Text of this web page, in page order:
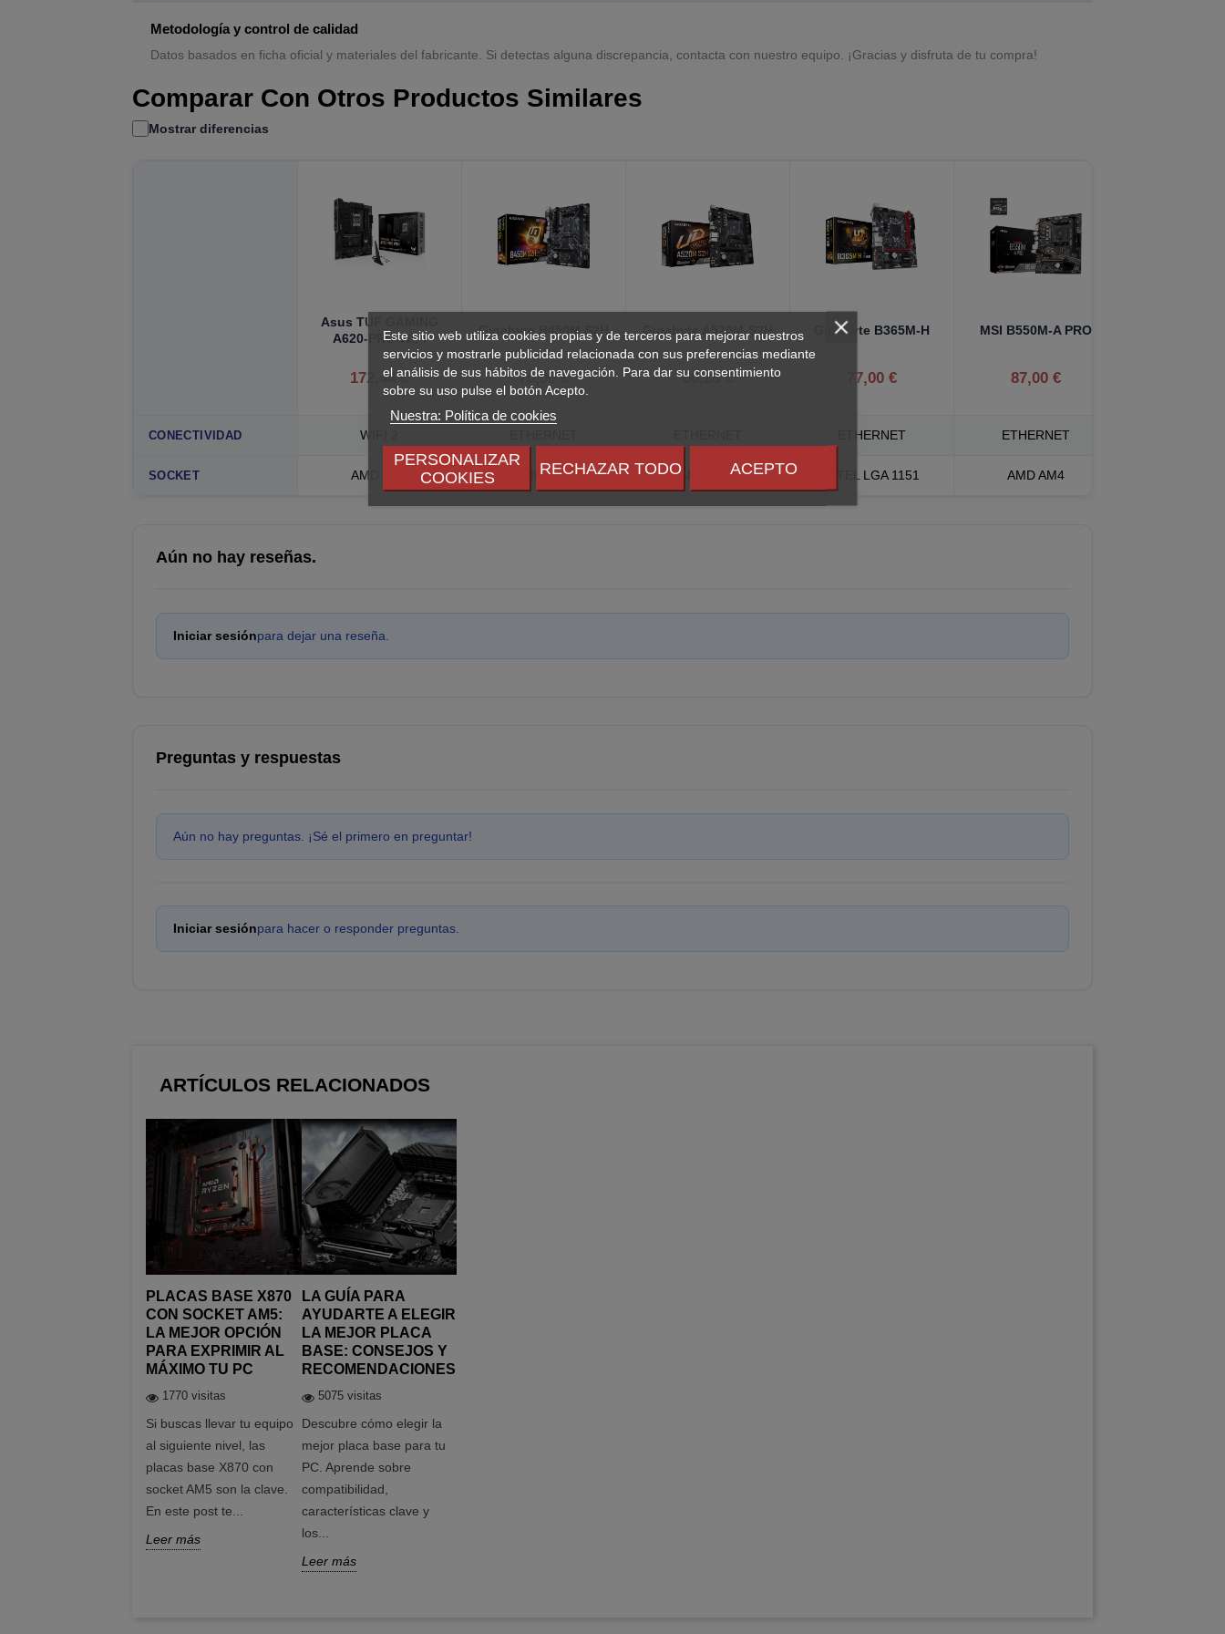
Este sitio web utiliza cookies propias y de terceros para mejorar nuestros
servicios y mostrarle publicidad relacionada con sus preferencias mediante
el análisis de sus hábitos de navegación. Para dar su consentimiento
sobre su uso pulse el botón Acepto.
Nuestra: Política de cookies
PERSONALIZAR
COOKIES
RECHAZAR TODO ACEPTO
Metodología y control de calidad
Datos basados en ficha oficial y materiales del fabricante. Si detectas alguna discrepancia, contacta con nuestro equipo. ¡Gracias y disfruta de tu compra!
Comparar Con Otros Productos Similares
Mostrar diferencias
Asus TUF GAMING
A620-PRO WIFI
172,44 €
Gigabyte B450M S2H
70,00 €
Gigabyte A520M-S2H
60,28 €
Gigabyte B365M-H
77,00 €
MSI B550M-A PRO
87,00 €
CONECTIVIDAD WIFI 2 ETHERNET ETHERNET
SOCKET AMD AM5 AMD AM4 AMD AM4 INTEL LGA 1151 AMD AM4
Aún no hay reseñas.
Iniciar sesiónpara dejar una reseña.
Preguntas y respuestas
Aún no hay preguntas. ¡Sé el primero en preguntar!
Iniciar sesiónpara hacer o responder preguntas.
ARTÍCULOS RELACIONADOS
PLACAS BASE X870
CON SOCKET AM5:
LA MEJOR OPCIÓN
PARA EXPRIMIR AL
MÁXIMO TU PC
1770 visitas
Si buscas llevar tu equipo
al siguiente nivel, las
placas base X870 con
socket AM5 son la clave.
En este post te...
Leer más
LA GUÍA PARA
AYUDARTE A ELEGIR
LA MEJOR PLACA
BASE: CONSEJOS Y
RECOMENDACIONES
5075 visitas
Descubre cómo elegir la
mejor placa base para tu
PC. Aprende sobre
compatibilidad,
características clave y
los...
Leer más